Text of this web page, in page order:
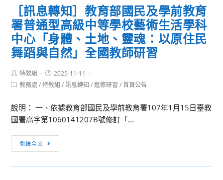
國
立
臺
灣
藝
術
教
館
「113
藝
術
［訊息轉知］教育部國民及學前教育
署普通型高級中等學校藝術生活學科
中心「身體、土地、靈魂：以原住民
舞蹈與自然」全國教師研習
Post
author:
特教組
Post
published:
2025-11-11
Post教務處 / 特教組 / 訊息轉知 / 進修研習 / 首頁公告
說明： 一、依據教育部國民及學前教育署107年1月15日臺教
國署高字第1060141207B號修訂「...
閱讀全文
息
轉